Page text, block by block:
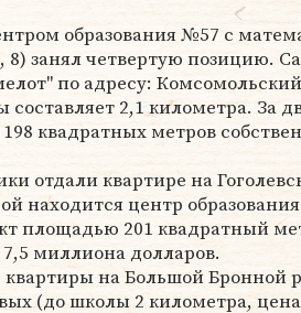
образования №57 с
8) занял четвертую позицию.
по адресу:
составляет 2,1 километра. За
квадратных метров
отдали квартире на
находится центр
площадью 201 квадратный
миллиона долларов.
квартиры на Большой Бронной
(до школы 2 километра,